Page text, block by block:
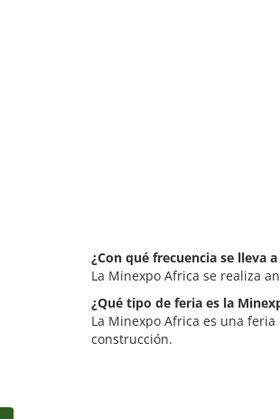
¿Con qué frecuencia se lleva
La Minexpo Africa se realiza
¿Qué tipo de feria es la
La Minexpo Africa es una
construcción.